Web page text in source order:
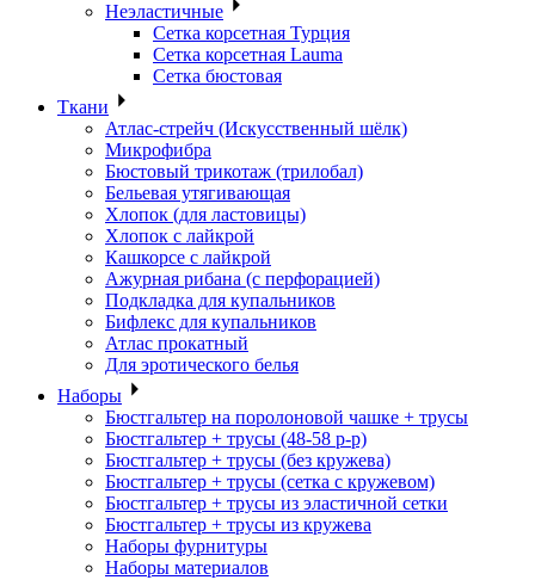
Неэластичные
Сетка корсетная Турция
Сетка корсетная Lauma
Сетка бюстовая
Ткани
Атлас-стрейч (Искусственный шёлк)
Микрофибра
Бюстовый трикотаж (трилобал)
Бельевая утягивающая
Хлопок (для ластовицы)
Хлопок с лайкрой
Кашкорсе с лайкрой
Ажурная рибана (с перфорацией)
Подкладка для купальников
Бифлекс для купальников
Атлас прокатный
Для эротического белья
Наборы
Бюстгальтер на поролоновой чашке + трусы
Бюстгальтер + трусы (48-58 р-р)
Бюстгальтер + трусы (без кружева)
Бюстгальтер + трусы (сетка с кружевом)
Бюстгальтер + трусы из эластичной сетки
Бюстгальтер + трусы из кружева
Наборы фурнитуры
Наборы материалов